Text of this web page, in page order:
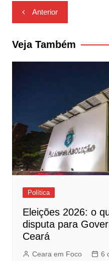
Navegação
de
Post
Anterior
Veja Também
Política
Eleições 2026: o
disputa para
Ceará
Ceara em Foco 6